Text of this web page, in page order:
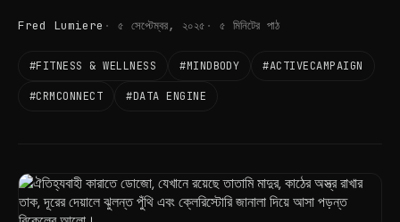
Fred Lumiere ৫ সেপ্টেম্বর, ২০২৫ ৫ মিনিটের পাঠ
#FITNESS & WELLNESS #MINDBODY #ACTIVECAMPAIGN
#CRMCONNECT #DATA ENGINE